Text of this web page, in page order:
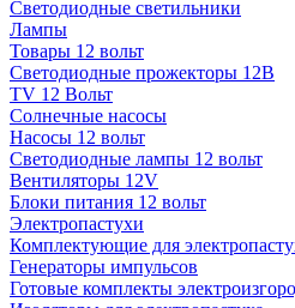
Светодиодные светильники
Лампы
Товары 12 вольт
Светодиодные прожекторы 12В
TV 12 Вольт
Солнечные насосы
Насосы 12 вольт
Светодиодные лампы 12 вольт
Вентиляторы 12V
Блоки питания 12 вольт
Электропастухи
Комплектующие для
Генераторы импульсов
Готовые комплекты